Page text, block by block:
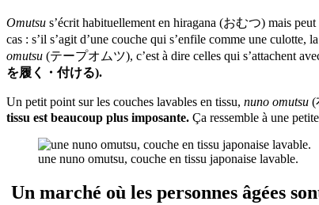
Omutsu s’écrit habituellement en hiragana (おむつ) mais
cas : s’il s’agit d’une couche qui s’enfile comme une culotte, la
omutsu (テープオムツ), c’est à dire celles qui s’attachent
を履く・付ける).
Un petit point sur les couches lavables en tissu, nuno omutsu (
tissu est beaucoup plus imposante. Ça ressemble à une
une nuno omutsu, couche en tissu japonaise lavable.
Un marché où les personnes âgées